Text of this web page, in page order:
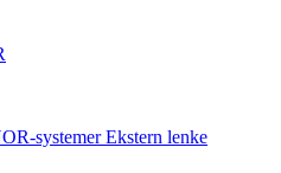
systemerEkstern lenke